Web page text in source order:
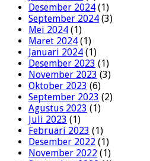
Desember 2024 (1)
September 2024 (3)
Mei 2024 (1)
Maret 2024 (1)
Januari 2024 (1)
Desember 2023 (1)
November 2023 (3)
Oktober 2023 (6)
September 2023 (2)
Agustus 2023 (1)
Juli 2023 (1)
Februari 2023 (1)
Desember 2022 (1)
November 2022 (1)